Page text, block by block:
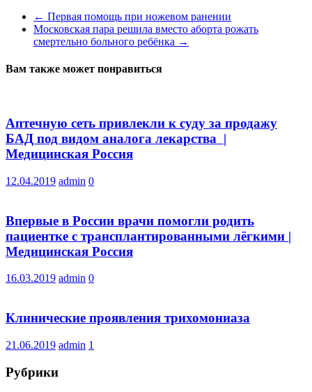
← Первая помощь при ножевом ранении
Московская пара решила вместо аборта рожать
смертельно больного ребёнка →
Вам также может понравиться
Аптечную сеть привлекли к суду за продажу
БАД под видом аналога лекарства |
Медицинская Россия
12.04.2019 admin 0
Впервые в России врачи помогли родить
пациентке с трансплантированными лёгкими |
Медицинская Россия
16.03.2019 admin 0
Клинические проявления трихомониаза
21.06.2019 admin 1
Рубрики